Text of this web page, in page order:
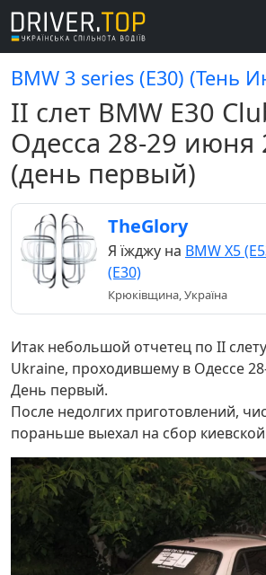
BMW 3 series (E30) (Тень
II слет BMW E30
Одесса 28-29 июня
(день первый)
TheGlory
Я їжджу на BMW X5
(E30)
Крюківщина, Україна
Итак небольшой отчетец по II
Ukraine, проходившему в Одессе
День первый.
После недолгих приготовлений,
пораньше выехал на сбор